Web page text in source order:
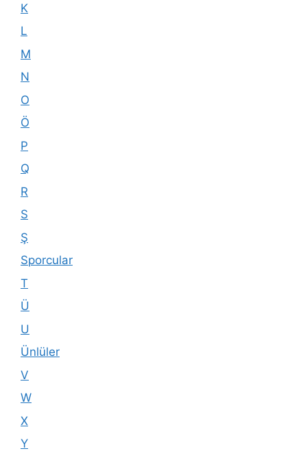
K
L
M
N
O
Ö
P
Q
R
S
Ş
Sporcular
T
Ü
U
Ünlüler
V
W
X
Y